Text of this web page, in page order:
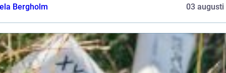
Bergholm
03 augusti